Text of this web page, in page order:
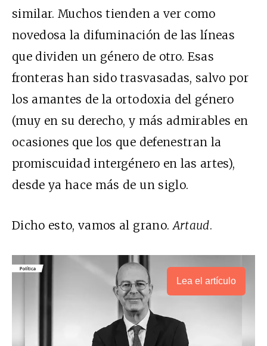
similar. Muchos tienden a ver como
novedosa la difuminación de las líneas
que dividen un género de otro. Esas
fronteras han sido trasvasadas, salvo por
los amantes de la ortodoxia del género
(muy en su derecho, y más admirables en
ocasiones que los que defenestran la
promiscuidad intergénero en las artes),
desde ya hace más de un siglo.
Dicho esto, vamos al grano. Artaud.
Lea el artículo